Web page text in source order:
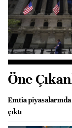
Öne
Emtia
çıktı